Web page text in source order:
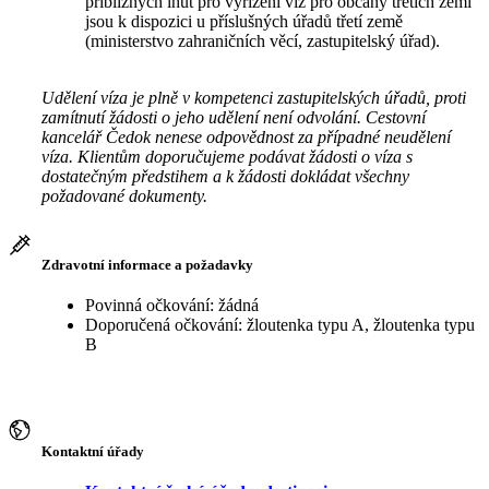
jsou k dispozici u příslušných úřadů třetí země
(ministerstvo zahraničních věcí, zastupitelský úřad).
Udělení víza je plně v kompetenci zastupitelských úřadů, proti
zamítnutí žádosti o jeho udělení není odvolání. Cestovní
kancelář Čedok nenese odpovědnost za případné neudělení
víza. Klientům doporučujeme podávat žádosti o víza s
dostatečným předstihem a k žádosti dokládat všechny
požadované dokumenty.
Zdravotní informace a požadavky
Povinná očkování: žádná
Doporučená očkování: žloutenka typu A, žloutenka typu
B
Kontaktní úřady